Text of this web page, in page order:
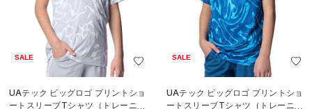
SALE
UAテック ビッグロゴ プリントショ
ートスリーブTシャツ（トレーニン
SALE
UAテック ビッグロゴ プリントショ
ートスリーブTシャツ（トレーニン